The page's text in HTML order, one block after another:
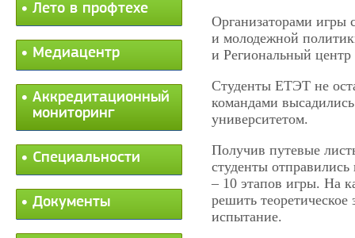
Лето в профтехе
Медиацентр
Аккредитационный
мониторинг
Специальности
Документы
Организаторами игры
и молодежной
и Региональный центр
Студенты ЕТЭТ не
командами
университетом.
Получив путевые
студенты
– 10 этапов игры. На
решить теоретическое
испытание.